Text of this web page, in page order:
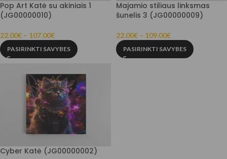
Pop Art Katė su akiniais 1
(JG00000010)
22.00€ – 107.00€
PASIRINKTI SAVYBES
Majamio stiliaus linksmas
šunelis 3 (JG00000009)
22.00€ – 109.00€
PASIRINKTI SAVYBES
Cyber Katė (JG00000002)